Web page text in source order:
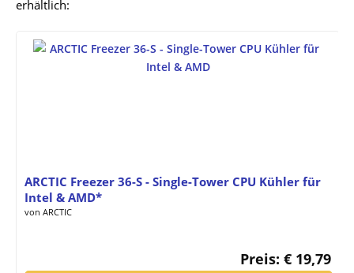
erhältlich:
ARCTIC Freezer 36-S - Single-Tower CPU Kühler für
Intel & AMD*
von ARCTIC
Preis: € 19,79